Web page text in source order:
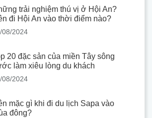
trải nghiệm thú vị ở Hội An?
đi Hội An vào thời điểm nào?
08/2024
20 đặc sản của miền Tây sông
làm xiêu lòng du khách
08/2024
mặc gì khi đi du lịch Sapa vào
đông?